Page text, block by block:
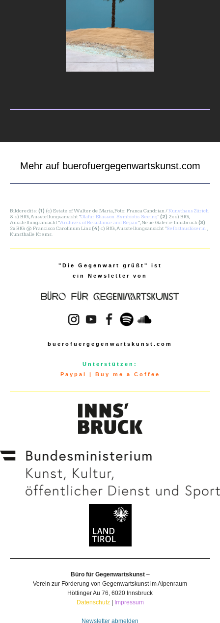
Mehr auf buerofuergegenwartskunst.com
Bildcredits: (1) (c) Estate of Walter de Maria, Foto: Franca Candrian /Kunsthaus Zürich
& c) BfG, Ausstellungsansicht "Olafur Eliasson. Symbiotic Seeing"(2) 2x c) BfG,
Ausstellungsansicht "Archives of Resistance and Repair", Neue Galerie Innsbruck(3)
2x BfG @ Francisco Carolinum Linz(4) c) BfG, Ausstellungsansicht "Selbstauslöserin",
Kunsthalle Krems.
"Die Gegenwart grüßt" ist
ein Newsletter von
buerofuergegenwartskunst.com
Unterstützen:
Paypal
| Buy me a Coffee
Büro für Gegenwartskunst–
Verein zur Förderung von Gegenwartskunst im Alpenraum
Höttinger Au 76, 6020 Innsbruck
Datenschutz| Impressum
Newsletter abmelden